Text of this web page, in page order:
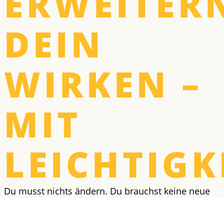
DEIN
WIRKEN –
MIT
Du musst nichts ändern. Du brauchst keine neue